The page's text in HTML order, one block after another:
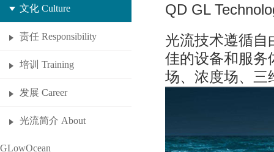
文化 Culture
责任 Responsibility
培训 Training
发展 Career
光流简介 About
GLowOcean
QD GL
光流技术遵循自
佳的设备和服务
场、浓度场、三